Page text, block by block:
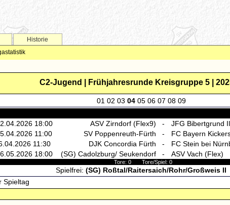
Historie
C2-Jugend | Frühjahresrunde Kreisgruppe 5 |
01 02 03 04 05 06 07 08 09
18:00
ASV Zirndorf (Flex9) - JFG Bibertgrund
11:00
SV Poppenreuth-Fürth - FC Bayern
11:30
DJK Concordia Fürth - FC Stein bei
18:00
(SG) Cadolzburg/ Seukendorf - ASV Vach (Flex)
Tore: 0 Tore/Spiel: 0
Spielfrei:(SG) Roßtal/Raitersaich/Rohr/Großweis II
Spieltag